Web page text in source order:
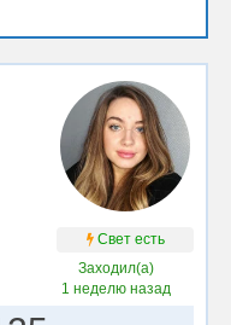
Свет есть
Заходил(а)
1 неделю назад